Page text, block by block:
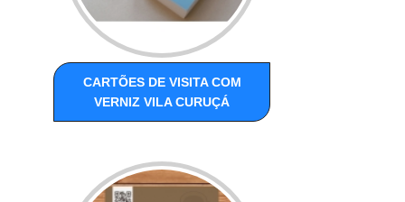
CARTÕES DE VISITA COM
VERNIZ VILA CURUÇÁ